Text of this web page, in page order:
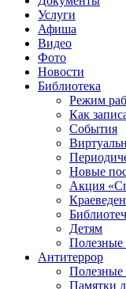
Услуги
Афиша
Видео
Фото
Новости
Библиотека
Режим
Как
События
Новые
Акция
Детям
Полезные
Антитеррор
Полезные
Памятки